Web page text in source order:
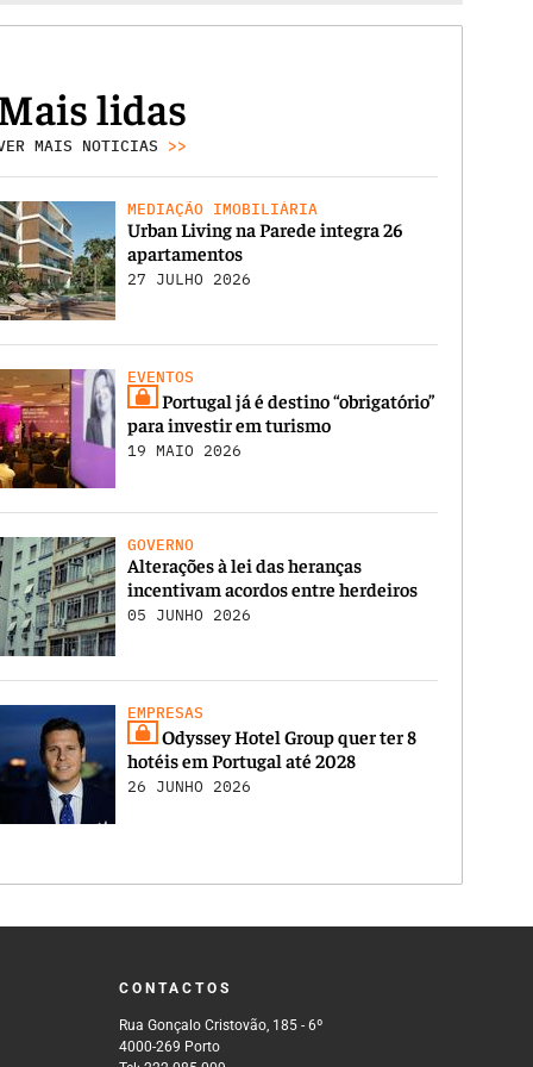
lidas
MAIS NOTICIAS >>
MEDIAÇÃO IMOBILIÁRIA
Urban Living na Parede integra 26
apartamentos
27 JULHO 2026
EVENTOS
Portugal já é destino “obrigatório”
para investir em turismo
19 MAIO 2026
GOVERNO
Alterações à lei das heranças
incentivam acordos entre herdeiros
05 JUNHO 2026
EMPRESAS
Odyssey Hotel Group quer ter 8
hotéis em Portugal até 2028
26 JUNHO 2026
CONTACTOS
Rua Gonçalo Cristovão, 185 - 6º
4000-269 Porto